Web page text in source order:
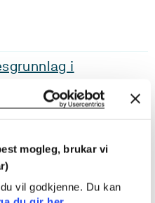
mogleg, brukar vi
vil godkjenne. Du kan
i
medisinsk fokus